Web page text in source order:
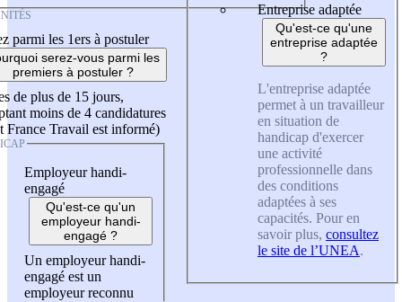
parmi les 1ers à postuler
serez-vous parmi les
premiers à postuler ?
de plus de 15 jours,
moins de 4 candidatures
France Travail est informé)
Employeur handi-
engagé
Qu'est-ce qu'un
employeur handi-
engagé ?
Un employeur handi-
engagé est un
employeur reconnu
Entreprise adaptée
Qu'est-ce qu'une
entreprise adaptée
?
L'entreprise adaptée
permet à un travailleur
en situation de
handicap d'exercer
une activité
professionnelle dans
des conditions
adaptées à ses
capacités. Pour en
savoir plus, consultez
le site de l’UNEA.